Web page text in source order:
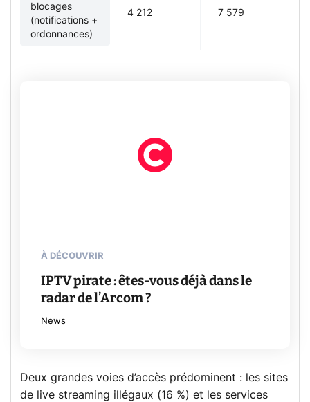
blocages
(notifications +
ordonnances)
4 212 7 579
À DÉCOUVRIR
IPTV pirate : êtes-vous déjà dans le
radar de l’Arcom ?
News
Deux grandes voies d’accès prédominent : les sites
de live streaming illégaux (16 %) et les services